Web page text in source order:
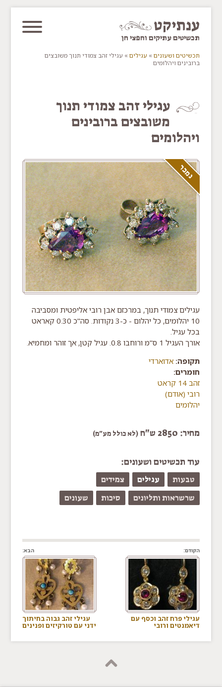
ענתיקט
תכשיטים עתיקים וחפצי חן
תכשיטים ושעונים » עגילים » עגילי זהב צמודי תנוך משובצים
ברובינים ויהלומים
עגילי זהב צמודי תנוך
משובצים ברובינים
ויהלומים
נמכר
עגילים צמודי תנוך, במרכזם אבן רובי אליפטית ומסביבה
10 יהלומים, כל יהלום - כ-3 נקודות. סה"כ 0.30 קאראט
בכל עגיל.
אורך העגיל 1 ס"מ ורוחבו 0.8. עגיל קטן, אך זוהר ומחמיא.
תקופה: אדוארדי
חומרים:
זהב 14 קראט
רובי (אודם)
יהלומים
מחיר: 2850 ש"ח (לא כולל מע"מ)
עוד תכשיטים ושעונים:
טבעות עגילים
צמידים
שרשראות ותליונים
סיכות שעונים
הקודם:
עגילי פרח זהב וכסף עם
דיאמנטים ורובי
הבא:
עגילי זהב גבוה בחיתוך
ידני עם טורקיזים ופנינים